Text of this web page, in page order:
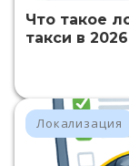
Что такое
такси в
Локализация